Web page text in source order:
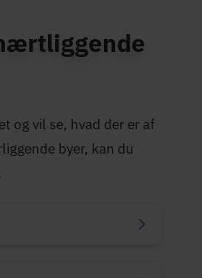
og vil se, hvad der er af
byer, kan du